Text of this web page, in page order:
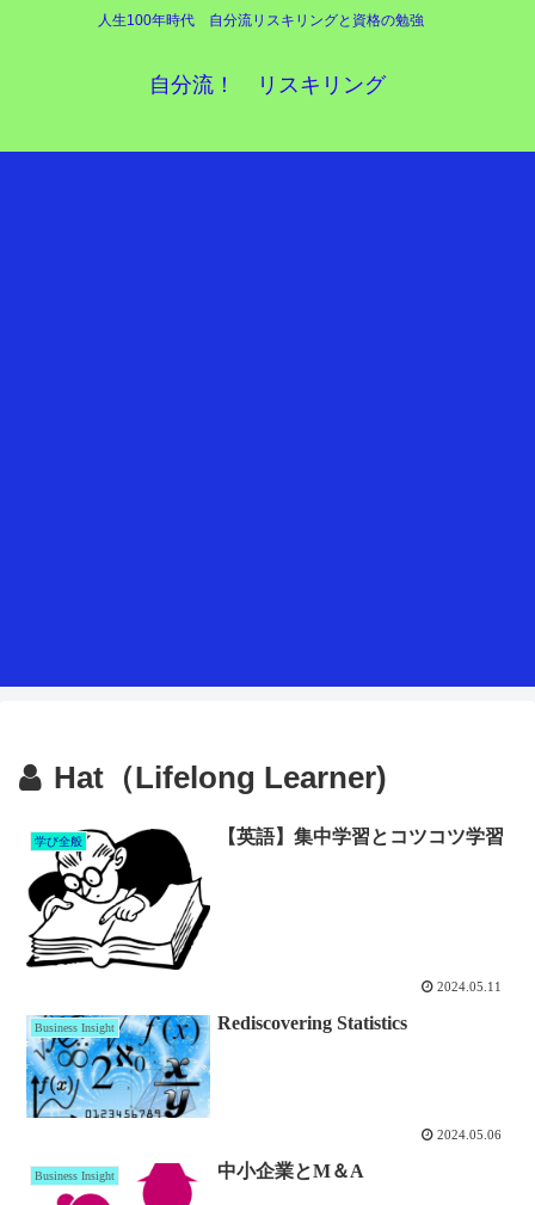
人生100年時代 自分流リスキリングと資格の勉強
自分流！ リスキリング
Hat（Lifelong Learner)
学び全般 【英語】集中学習とコツコツ学習
2024.05.11
Business Insight Rediscovering Statistics
2024.05.06
Business Insight 中小企業とM＆A